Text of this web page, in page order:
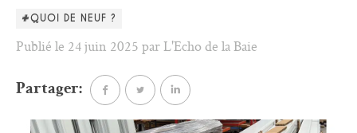
#QUOI DE NEUF ?
Publié le 24 juin 2025 par L'Echo de la Baie
Partager: